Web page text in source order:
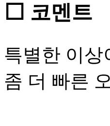
⬜ 코멘트
특별한 이상
좀 더 빠른